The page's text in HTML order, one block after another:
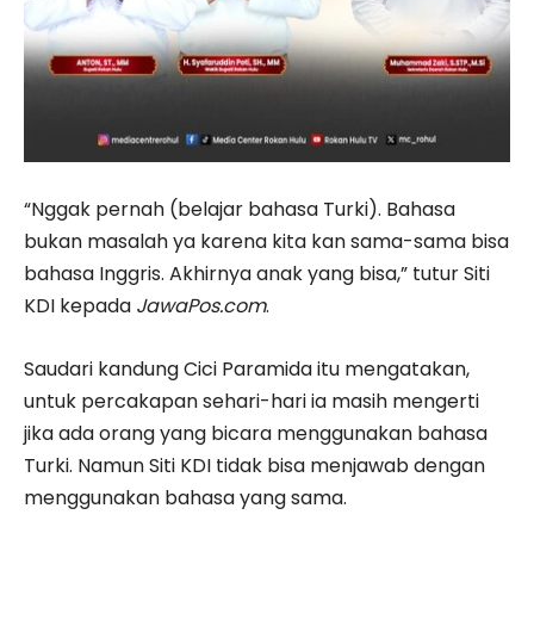
“Nggak pernah (belajar bahasa Turki). Bahasa
bukan masalah ya karena kita kan sama-sama bisa
bahasa Inggris. Akhirnya anak yang bisa,” tutur Siti
KDI kepada JawaPos.com.
Saudari kandung Cici Paramida itu mengatakan,
untuk percakapan sehari-hari ia masih mengerti
jika ada orang yang bicara menggunakan bahasa
Turki. Namun Siti KDI tidak bisa menjawab dengan
menggunakan bahasa yang sama.